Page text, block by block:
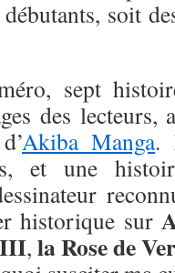
soit
sept
des lecteurs,
Akiba Manga.
et une
historique sur
, la Rose de